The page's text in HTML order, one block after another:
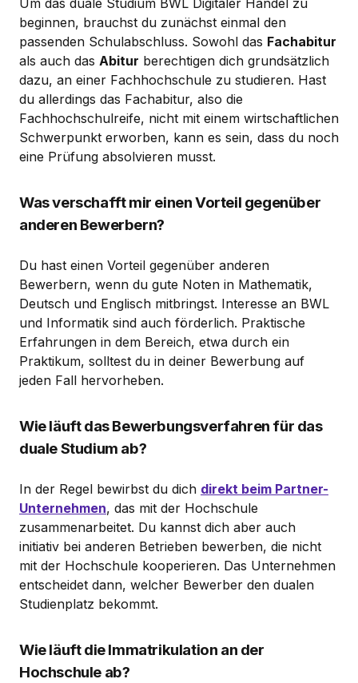
Um das duale Studium BWL Digitaler Handel zu
beginnen, brauchst du zunächst einmal den
passenden Schulabschluss. Sowohl das Fachabitur
als auch das Abitur berechtigen dich grundsätzlich
dazu, an einer Fachhochschule zu studieren. Hast
du allerdings das Fachabitur, also die
Fachhochschulreife, nicht mit einem wirtschaftlichen
Schwerpunkt erworben, kann es sein, dass du noch
eine Prüfung absolvieren musst.
Was verschafft mir einen Vorteil gegenüber
anderen Bewerbern?
Du hast einen Vorteil gegenüber anderen
Bewerbern, wenn du gute Noten in Mathematik,
Deutsch und Englisch mitbringst. Interesse an BWL
und Informatik sind auch förderlich. Praktische
Erfahrungen in dem Bereich, etwa durch ein
Praktikum, solltest du in deiner Bewerbung auf
jeden Fall hervorheben.
Wie läuft das Bewerbungsverfahren für das
duale Studium ab?
In der Regel bewirbst du dich direkt beim Partner-
Unternehmen, das mit der Hochschule
zusammenarbeitet. Du kannst dich aber auch
initiativ bei anderen Betrieben bewerben, die nicht
mit der Hochschule kooperieren. Das Unternehmen
entscheidet dann, welcher Bewerber den dualen
Studienplatz bekommt.
Wie läuft die Immatrikulation an der
Hochschule ab?